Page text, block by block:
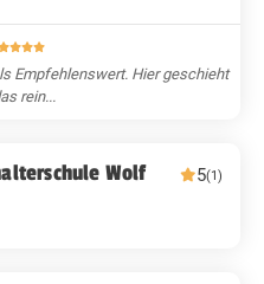
Empfehlenswert. Hier geschieht
rein...
Wolf 5(1)